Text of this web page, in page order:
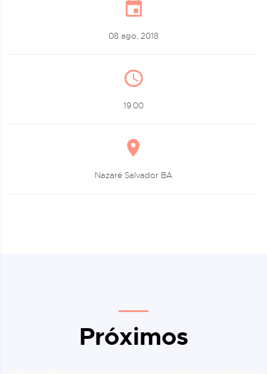
08 ago, 2018
19:00
Nazaré Salvador BA
Próximos